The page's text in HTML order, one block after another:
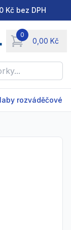
Kč bez DPH
0
0,00 Kč
items in cart,
rozváděčové